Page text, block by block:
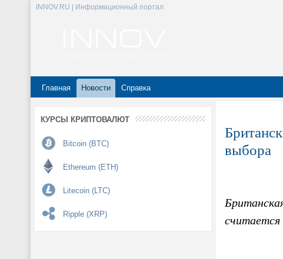
INNOV.RU | Информационный портал
Главная Новости Справка
КУРСЫ КРИПТОВАЛЮТ
Bitcoin (BTC)
Ethereum (ETH)
Litecoin (LTC)
Ripple (XRP)
выбора
считается